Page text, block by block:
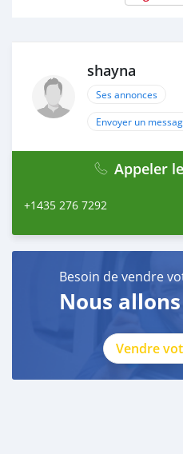
shayna
Ses annonces
Envoyer un
Appeler
+1435 276 7292
Besoin de vendre
Nous
Vendre